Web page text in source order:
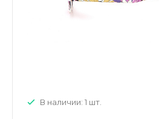
В наличии: 1 шт.